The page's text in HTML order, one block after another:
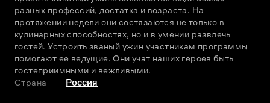
разных профессий, достатка и возраста. На
протяжении недели они состязаются не только в
кулинарных способностях, но и в умении развлечь
гостей. Устроить званый ужин участникам программы
помогают ее ведущие. Они учат наших героев быть
гостеприимными и вежливыми.
Страна
Россия